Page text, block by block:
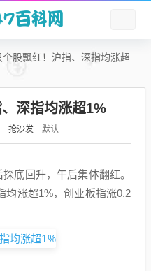
股飘红！沪指、深指均涨超
深指均涨超1%
抢沙发 默认
底回升，午后集体翻红。
均涨超1%，创业板指涨0.2